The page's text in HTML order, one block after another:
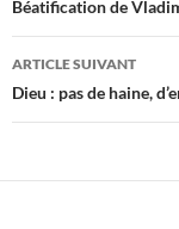
des
articles
Béatification de
ARTICLE SUIVANT
Dieu : pas de haine,